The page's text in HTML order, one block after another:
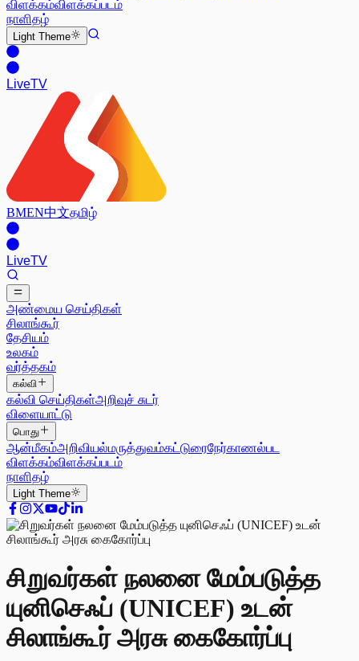
விளக்கம்விளக்கப்படம்
நாளிதழ்
Light Theme
LiveTV
BMEN中文தமிழ்
LiveTV
அண்மைய செய்திகள்
சிலாங்கூர்
தேசியம்
உலகம்
வர்த்தகம்
கல்வி
கல்வி செய்திகள்அறிவுச் சுடர்
விளையாட்டு
பொது
ஆன்மீகம்அறிவியல்மருத்துவம்கட்டுரைநேர்காணல்பட
விளக்கம்விளக்கப்படம்
நாளிதழ்
Light Theme
சிறுவர்கள் நலனை மேம்படுத்த
யுனிசெஃப் (UNICEF) உடன்
சிலாங்கூர் அரசு கைகோர்ப்பு